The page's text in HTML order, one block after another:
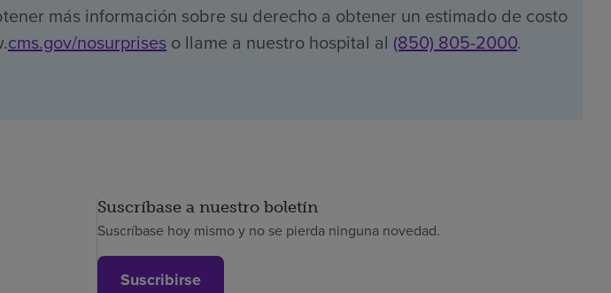
más información sobre su derecho a obtener un estimado de costo
cms.gov/nosurprises o llame a nuestro hospital al (850) 805-2000.
Suscríbase a nuestro boletín
Suscríbase hoy mismo y no se pierda ninguna novedad.
Suscribirse